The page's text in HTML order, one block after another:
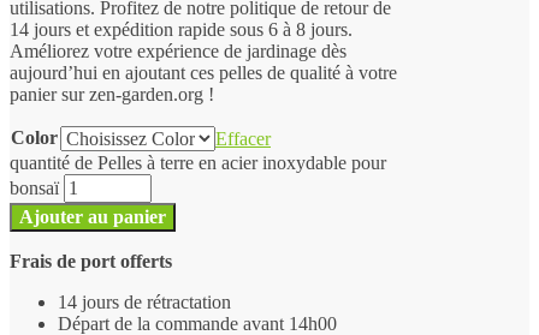
utilisations. Profitez de notre politique de retour de
14 jours et expédition rapide sous 6 à 8 jours.
Améliorez votre expérience de jardinage dès
aujourd’hui en ajoutant ces pelles de qualité à votre
panier sur zen-garden.org !
Color
Effacer
quantité de Pelles à terre en acier inoxydable pour
bonsaï
Ajouter au panier
Frais de port offerts
14 jours de rétractation
Départ de la commande avant 14h00